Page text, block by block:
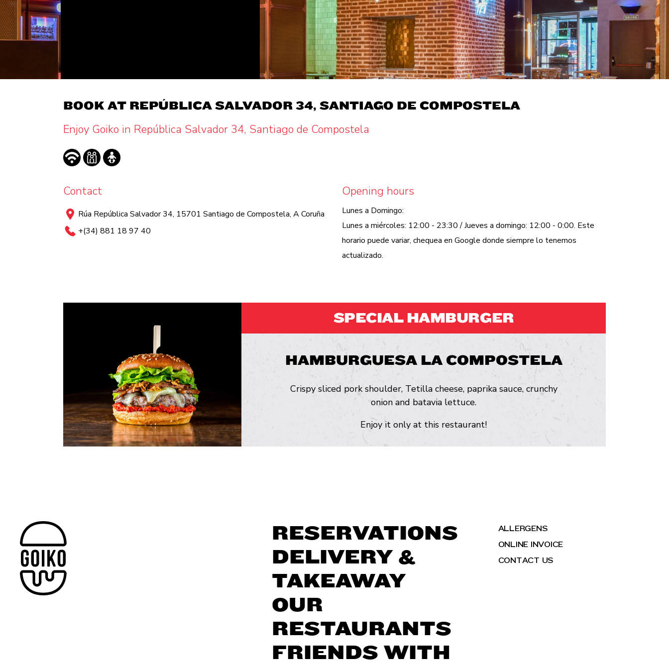
BOOK AT REPÚBLICA SALVADOR 34, SANTIAGO DE COMPOSTELA
Enjoy Goiko in República Salvador 34, Santiago de Compostela
Contact
Rúa República Salvador 34, 15701 Santiago de Compostela, A Coruña
+(34) 881 18 97 40
Opening hours
Lunes a Domingo:
Lunes a miércoles: 12:00 - 23:30 / Jueves a domingo: 12:00 - 0:00. Este
horario puede variar, chequea en Google donde siempre lo tenemos
actualizado.
SPECIAL HAMBURGER
HAMBURGUESA LA COMPOSTELA
Crispy sliced pork shoulder, Tetilla cheese, paprika sauce, crunchy
onion and batavia lettuce.
Enjoy it only at this restaurant!
RESERVATIONS
DELIVERY &
TAKEAWAY
OUR
RESTAURANTS
FRIENDS WITH
ALLERGENS
ONLINE INVOICE
CONTACT US